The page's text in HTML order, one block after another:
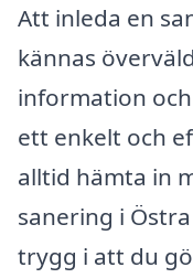
Att inleda en
kännas
information
ett enkelt och
alltid hämta in
sanering i
trygg i att du